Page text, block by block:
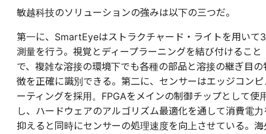
敏越科技のソリューションの強みは以下の三つだ。
第一に、SmartEyeはストラクチャード・ライトを用いて
測量を行う。視覚とディープラーニングを結び付けること
で、複雑な溶接の環境下でも各種の部品と溶接の継ぎ目の
徴を正確に識別できる。第二に、センサーはエッジコンピ
ーティングを採用。FPGAをメインの制御チップとして使
し、ハードウェアのアルゴリズム最適化を通して消費電力
抑えると同時にセンサーの処理速度を向上させている。海